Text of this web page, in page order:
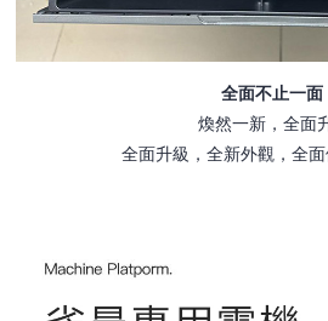
全面不止一面
煥然一新，全面
全面升級，全新外觀，全